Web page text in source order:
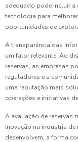
adequado pode incluir a
tecnologia para
oportunidades de
A transparência das
um fator relevante. Ao
reservas, as empresas
reguladores e a
uma reputação mais
operações e iniciativas
A avaliação de reservas
inovação na indústria
desenvolvem, a forma